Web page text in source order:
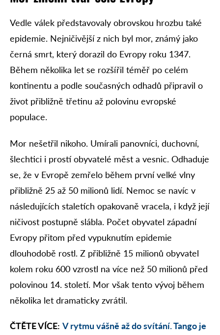
Vedle válek představovaly obrovskou hrozbu také
epidemie. Nejničivější z nich byl mor, známý jako
černá smrt, který dorazil do Evropy roku 1347.
Během několika let se rozšířil téměř po celém
kontinentu a podle současných odhadů připravil o
život přibližně třetinu až polovinu evropské
populace.
Mor nešetřil nikoho. Umírali panovníci, duchovní,
šlechtici i prostí obyvatelé měst a vesnic. Odhaduje
se, že v Evropě zemřelo během první velké vlny
přibližně 25 až 50 milionů lidí. Nemoc se navíc v
následujících staletích opakovaně vracela, i když její
ničivost postupně slábla. Počet obyvatel západní
Evropy přitom před vypuknutím epidemie
dlouhodobě rostl. Z přibližně 15 milionů obyvatel
kolem roku 600 vzrostl na více než 50 milionů před
polovinou 14. století. Mor však tento vývoj během
několika let dramaticky zvrátil.
ČTĚTE VÍCE: V rytmu vášně až do svítání. Tango je